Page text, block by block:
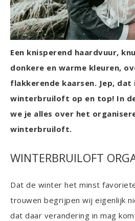
Een knisperend haardvuur,
donkere en warme kleuren,
flakkerende kaarsen. Jep, dat
winterbruiloft op en top! In
we je alles over het
winterbruiloft.
WINTERBRUILOFT
Dat de winter het minst
trouwen begrijpen wij eigenlijk
dat daar verandering in mag